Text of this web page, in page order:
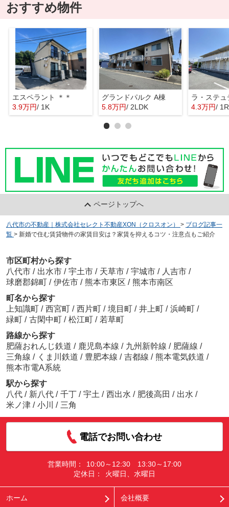
おすすめ物件
エスペラント ＊＊
3.9万円/ 1K
グランドパルク A棟
5.8万円/ 2LDK
ラ・ステュ
4.3万円/ 1R
ページトップへ
八代市の不動産｜株式会社セレクト不動産XON（クロスオン） > ブログ記事一
覧 > 新婚で住む賃貸物件の家賃目安は？家賃を抑えるコツ・注意点もご紹介
市区町村から探す
八代市 / 出水市 / 宇土市 / 天草市 / 宇城市 / 人吉市 /
球磨郡錦町 / 伊佐市 / 熊本市東区 / 熊本市南区
町名から探す
上知識町 / 西宮町 / 西片町 / 境目町 / 井上町 / 浜崎町 /
緑町 / 古閑中町 / 松江町 / 若草町
路線から探す
肥薩おれんじ鉄道 / 鹿児島本線 / 九州新幹線 / 肥薩線 /
三角線 / くま川鉄道 / 豊肥本線 / 吉都線 / 熊本電気鉄道 /
熊本市電A系統
駅から探す
八代 / 新八代 / 千丁 / 宇土 / 西出水 / 肥後高田 / 出水 /
米ノ津 / 小川 / 三角
電話でお問い合わせ
営業時間：
10:00～12:30 13:30～17:00
定休日：
火曜日、水曜日
ホーム 会社概要